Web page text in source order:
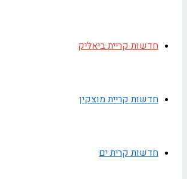
חדשות קריית ביאליק
חדשות קריית מוצקין
חדשות קרית ים